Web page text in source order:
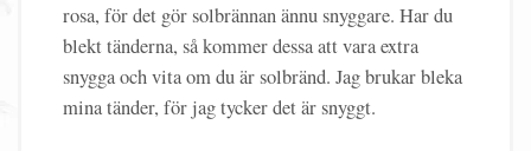
rosa, för det gör solbrännan ännu snyggare. Har du
blekt tänderna, så kommer dessa att vara extra
snygga och vita om du är solbränd. Jag brukar bleka
mina tänder, för jag tycker det är snyggt.